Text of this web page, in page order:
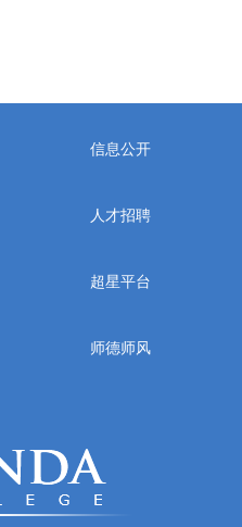
信息公开
人才招聘
超星平台
师德师风